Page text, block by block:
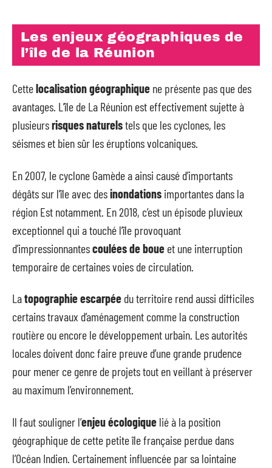
Les enjeux géographiques de
l’île de la Réunion
Cettelocalisation géographique ne présente pas que des
avantages. L’île de La Réunion est effectivement sujette à
plusieursrisques naturelstels que les cyclones, les
séismes et bien sûr les éruptions volcaniques.
En 2007, le cyclone Gamède a ainsi causé d’importants
dégâts sur l’île avec desinondations importantes dans la
région Est notamment. En 2018, c’est un épisode pluvieux
exceptionnel qui a touché l’île provoquant
d’impressionnantescoulées de boue et une interruption
temporaire de certaines voies de circulation.
Latopographie escarpée du territoire rend aussi difficiles
certains travaux d’aménagement comme la construction
routière ou encore le développement urbain. Les autorités
locales doivent donc faire preuve d’une grande prudence
pour mener ce genre de projets tout en veillant à préserver
au maximum l’environnement.
Il faut souligner l’enjeu écologique lié à la position
géographique de cette petite île française perdue dans
l’Océan Indien. Certainement influencée par sa lointaine